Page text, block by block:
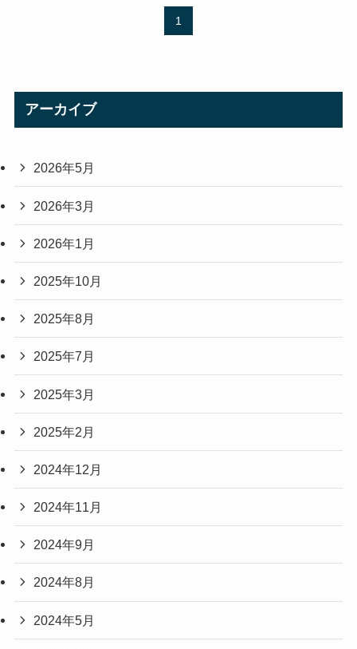
1
アーカイブ
2026年5月
2026年3月
2026年1月
2025年10月
2025年8月
2025年7月
2025年3月
2025年2月
2024年12月
2024年11月
2024年9月
2024年8月
2024年5月